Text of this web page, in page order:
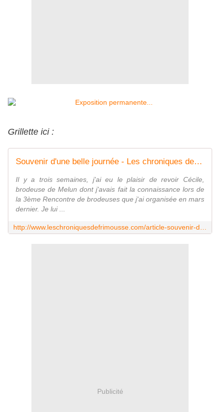
Grillette ici :
Souvenir d'une belle journée - Les chroniques de Frimousse
Il y a trois semaines, j'ai eu le plaisir de revoir Cécile,
brodeuse de Melun dont j'avais fait la connaissance lors de
la 3ème Rencontre de brodeuses que j'ai organisée en mars
dernier. Je lui ...
Publicité